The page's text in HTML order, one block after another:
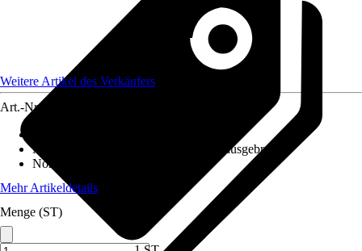
Weitere Artikel des Verkäufers
Art.-Nr.
Nutzung
Gartenspielgeräte für den Hausgebrauch
Norm / Prüfzeichen
Mehr Artikeldetails
Menge (ST)